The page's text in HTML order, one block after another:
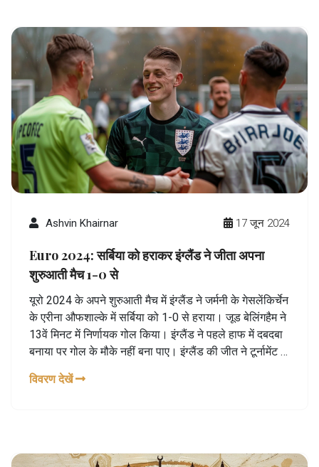
Ashvin Khairnar 17 जून 2024
Euro 2024: सर्बिया को हराकर इंग्लैंड ने जीता अपना
शुरुआती मैच 1-0 से
यूरो 2024 के अपने शुरुआती मैच में इंग्लैंड ने जर्मनी के गेसलेंकिर्चेन
के एरीना औफशाल्के में सर्बिया को 1-0 से हराया। जूड बेलिंगहैम ने
13वें मिनट में निर्णायक गोल किया। इंग्लैंड ने पहले हाफ में दबदबा
बनाया पर गोल के मौके नहीं बना पाए। इंग्लैंड की जीत ने टूर्नामेंट के
विवरण देखें